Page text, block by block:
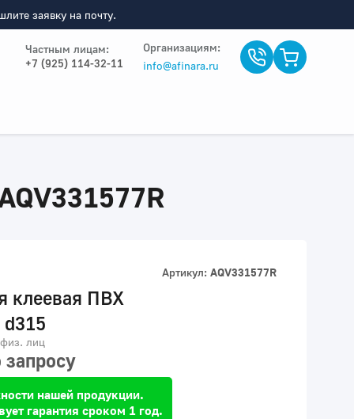
заявку на почту.
Частным лицам:
+7 (925) 114-32-11
Организациям:
info@afinara.ru
Артикул: AQV331577R
клеевая ПВХ
лиц
нашей продукции.
гарантия сроком 1 год.